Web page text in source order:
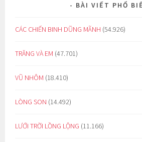
BÀI VIẾT PHỔ
CÁC CHIẾN BINH DŨNG MÃNH (54.926)
TRĂNG VÀ EM (47.701)
VŨ NHÔM (18.410)
LÒNG SON (14.492)
LƯỚI TRỜI LỒNG LỘNG (11.166)